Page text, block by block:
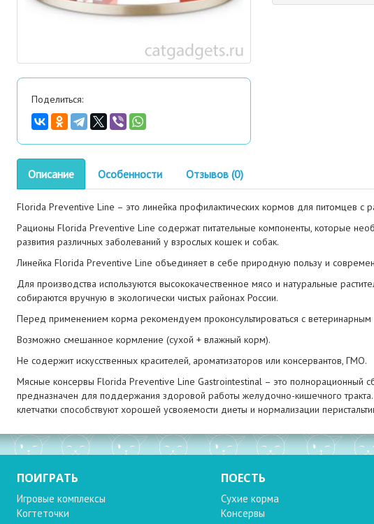
Поделиться:
Описание Особенности Отзывов (0)
Florida Preventive Line – это линейка профилактических кормов для питомцев с
Рационы Florida Preventive Line содержат питательные компоненты, которые
развития различных заболеваний у взрослых кошек и собак.
Линейка Florida Preventive Line объединяет в себе природную пользу и
Для производства используются высококачественное мясо и натуральные
собираются вручную в экологически чистых районах России.
Перед применением корма рекомендуем проконсультироваться с ветеринарным
Возможно смешанное кормление (сухой + влажный корм).
Не содержит искусственных красителей, ароматизаторов или консервантов, ГМО.
Мясные консервы Florida Preventive Line Gastrointestinal – это полнорационный
предназначен для поддержания здоровой работы желудочно-кишечного
клетчатки способствуют хорошей усвояемости диеты и нормализации
ПОИГРАТЬ
Игровые комплексы
Когтеточки
ПОЕСТЬ
Сухие корма
Консервы